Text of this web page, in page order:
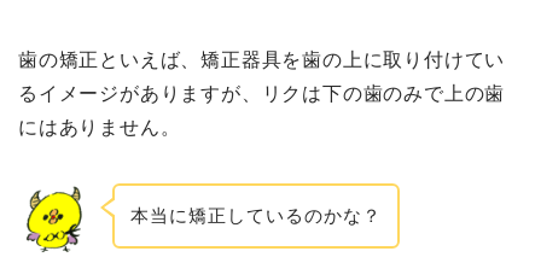
歯の矯正といえば、矯正器具を歯の上に取り付けてい
るイメージがありますが、リクは下の歯のみで上の歯
にはありません。
本当に矯正しているのかな？